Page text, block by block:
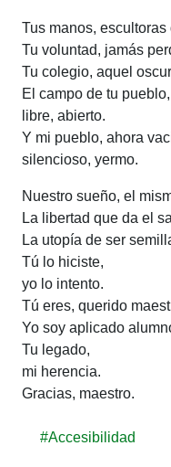
Tus manos, escultoras
Tu voluntad, jamás
Tu colegio, aquel
El campo de tu pueblo,
libre, abierto.
Y mi pueblo, ahora
silencioso, yermo.
Nuestro sueño, el
La libertad que da el
La utopía de ser
Tú lo hiciste,
yo lo intento.
Tú eres, querido
Yo soy aplicado
Tu legado,
mi herencia.
Gracias, maestro.
#Accesibilidad